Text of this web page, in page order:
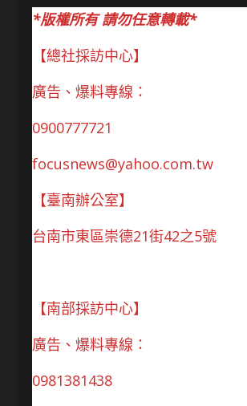
*版權所有 請勿任意轉載*
【總社採訪中心】
廣告、爆料專線：
0900777721
focusnews@yahoo.com.tw
【臺南辦公室】
台南市東區崇德21街42之5號
【南部採訪中心】
廣告、爆料專線：
0981381438